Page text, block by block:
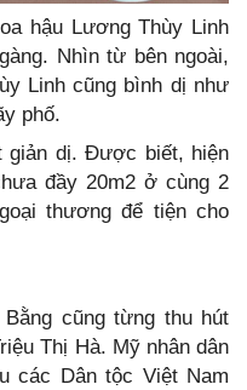
hậu Lương Thùy Linh
Nhìn từ bên ngoài,
Linh cũng bình dị như
phố.
giản dị. Được biết, hiện
đầy 20m2 ở cùng 2
thương để tiện cho
cũng từng thu hút
Thị Hà. Mỹ nhân dân
các Dân tộc Việt Nam